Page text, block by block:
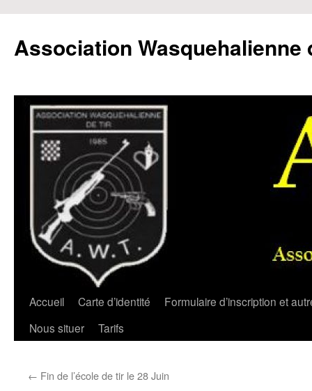
contenu
Association Wasquehalienne
Accueil Carte d’identité
Formulaire d’inscription et
Nous situer
Tarifs
← Fin de l’école de tir le 28 Juin